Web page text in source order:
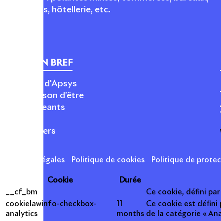
logements, hôtellerie, etc.
APSYS EN BREF
À propos d'Apsys
Notre raison d’être
Nos dirigeants
Nos métiers
Mentions légales Politique de cookies Politique de
Cookie
Durée
__cf_bm
Ce cookie, défini
cookielawinfo-checkbox-
analytics
months
Ce cookie est défini
de la catégorie «